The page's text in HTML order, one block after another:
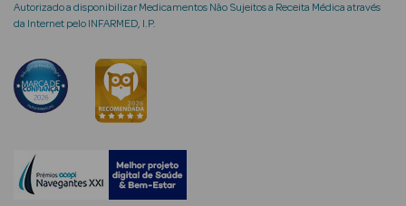
Homem
Autorizado a disponibilizar Medicamentos Não Sujeitos a Receita Médica através
da Internet pelo INFARMED, I.P.